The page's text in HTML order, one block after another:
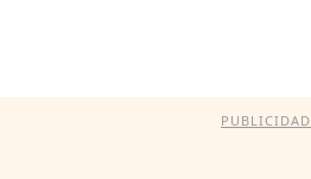
PUBLICIDAD